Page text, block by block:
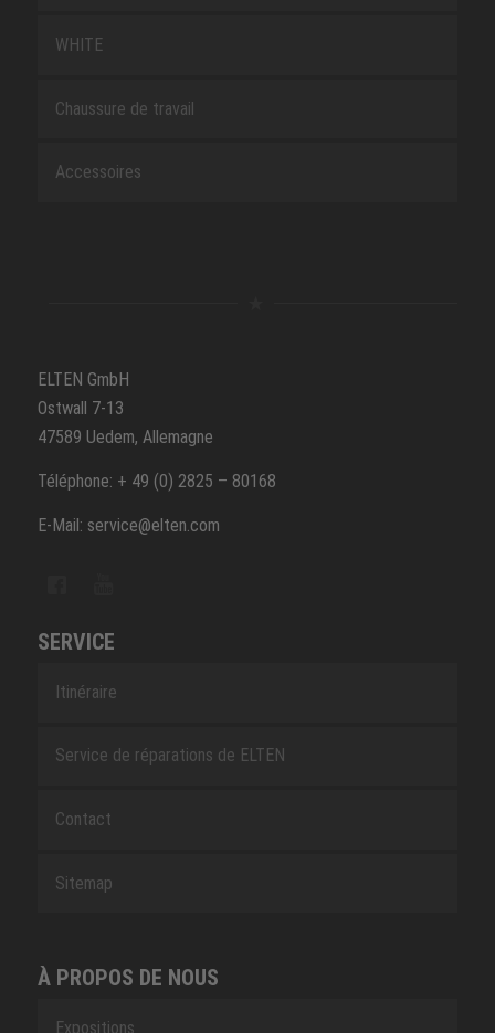
WHITE
Chaussure de travail
Accessoires
ELTEN GmbH
Ostwall 7-13
47589 Uedem, Allemagne
Téléphone: + 49 (0) 2825 – 80168
E-Mail: service@elten.com
SERVICE
Itinéraire
Service de réparations de ELTEN
Contact
Sitemap
À PROPOS DE NOUS
Expositions